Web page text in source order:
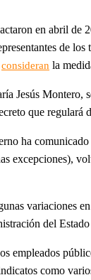
en abril de
de
consideran la
Jesús Montero,
que
ha comunicado
excepciones),
variaciones
del
empleados
como